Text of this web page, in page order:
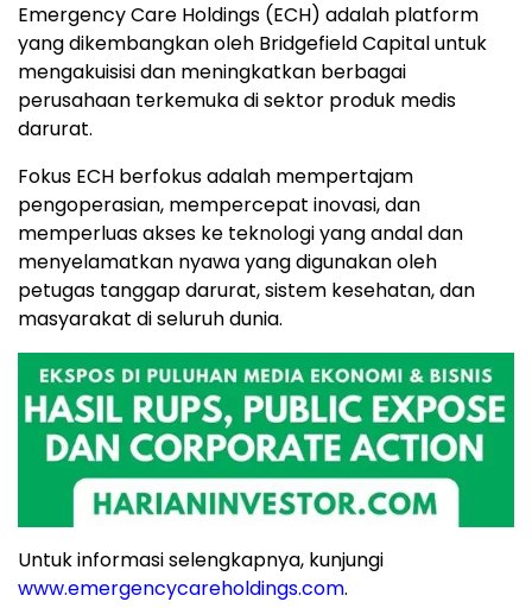
Emergency Care Holdings (ECH) adalah platform
yang dikembangkan oleh Bridgefield Capital untuk
mengakuisisi dan meningkatkan berbagai
perusahaan terkemuka di sektor produk medis
darurat.
Fokus ECH berfokus adalah mempertajam
pengoperasian, mempercepat inovasi, dan
memperluas akses ke teknologi yang andal dan
menyelamatkan nyawa yang digunakan oleh
petugas tanggap darurat, sistem kesehatan, dan
masyarakat di seluruh dunia.
Untuk informasi selengkapnya, kunjungi
www.emergencycareholdings.com.